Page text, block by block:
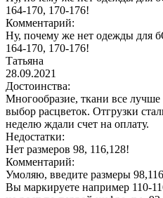
164-170, 170-176!
Комментарий:
Ну, почему же нет одежды для
164-170, 170-176!
Татьяна
28.09.2021
Достоинства:
Многообразие, ткани все
выбор расцветок. Отгрузки
неделю ждали счет на оплату.
Недостатки:
Нет размеров 98, 116,128!
Комментарий:
Умоляю, введите размеры
Вы маркируете например 110-